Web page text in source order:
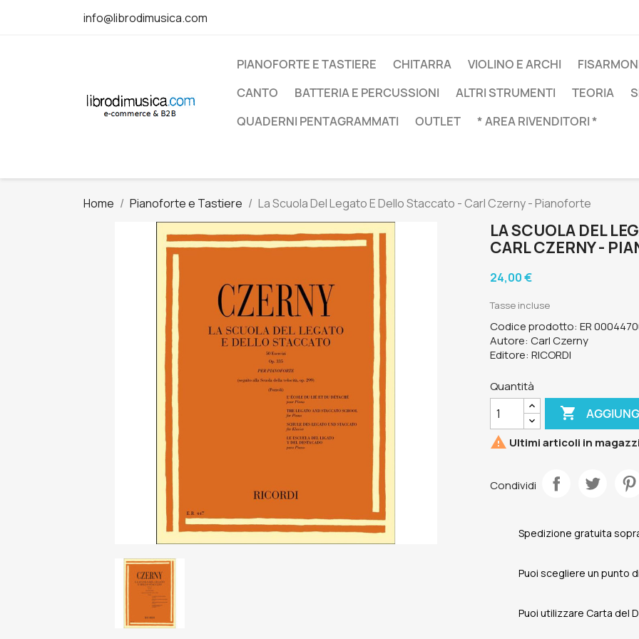
info@librodimusica.com
PIANOFORTE E TASTIERE CHITARRA VIOLINO E ARCHI
CANTO
BATTERIA E PERCUSSIONI ALTRI STRUMENTI TEORIA
QUADERNI PENTAGRAMMATI
OUTLET * AREA RIVENDITORI *
Home Pianoforte e Tastiere La Scuola Del Legato E Dello Staccato - Carl Czerny - Pianoforte
LA SCUOLA DEL
CARL CZERNY -
24,00 €
Tasse incluse
Codice prodotto: ER
Autore: Carl Czerny
Editore: RICORDI
Quantità

 Ultimi articoli in
Condividi
Spedizione gratuita
Puoi scegliere un punto
Puoi utilizzare Carta del